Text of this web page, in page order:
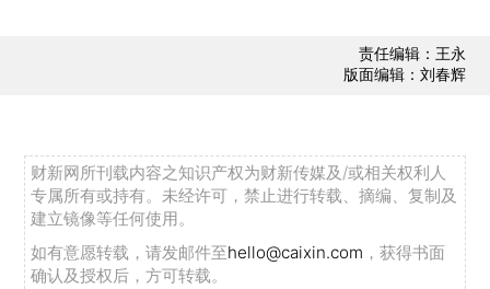
责任编辑：王永
版面编辑：刘春辉
财新网所刊载内容之知识产权为财新传媒及/或相关权利人
专属所有或持有。未经许可，禁止进行转载、摘编、复制及
建立镜像等任何使用。
如有意愿转载，请发邮件至hello@caixin.com ，获得书面
确认及授权后，方可转载。